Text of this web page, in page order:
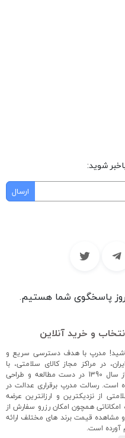
شوید:
و خرید آنلاین
مدرپ با هدف دسترسی سریع و
در مراکز مجاز کالای سلامتی، با
همکاری متخصصان دارویی و پزشکی کشور از سال 1390 در دست مطالعه و طراحی
را آغاز کرده است. رسالت مدرپ برقراری عدالت در
از نزدیکترین و ارزانترین عرضه
همچون امکان رزرو سفارش از
قیمت برند های مختلف ارائه
آورده است.